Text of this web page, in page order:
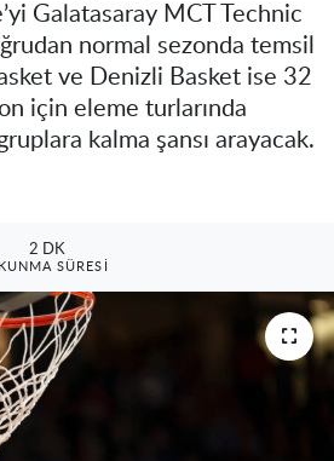
Galatasaray MCT Technic
normal sezonda temsil
ve Denizli Basket ise 32
için eleme turlarında
kalma şansı arayacak.
2 DK
SÜRESI